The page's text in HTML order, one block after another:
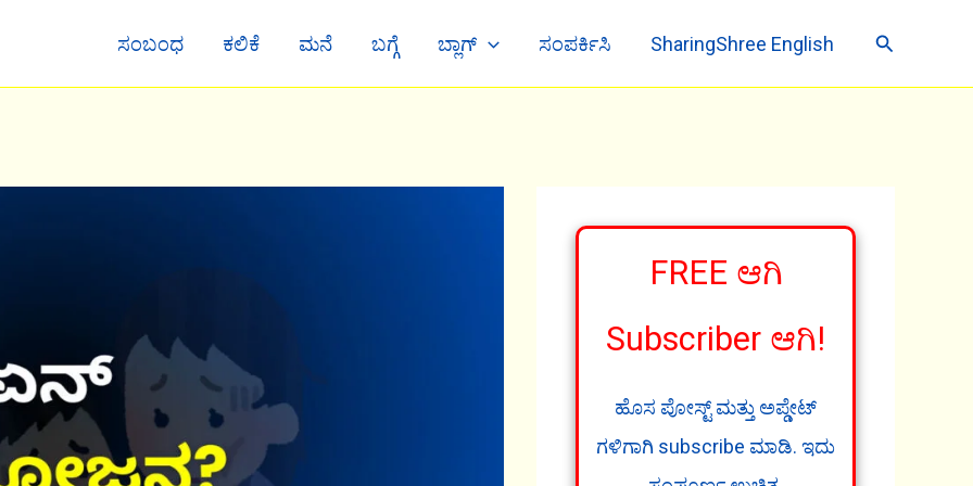
ಸಂಬಂಧ ಕಲಿಕೆ ಮನೆ ಬಗ್ಗೆ ಬ್ಲಾಗ್ ಸಂಪರ್ಕಿಸಿ SharingShree English Search
FREE ಆಗಿ
Subscriber ಆಗಿ!
ಹೊಸ ಪೋಸ್ಟ್ ಮತ್ತು ಅಪ್ಡೇಟ್
ಗಳಿಗಾಗಿ subscribe ಮಾಡಿ. ಇದು